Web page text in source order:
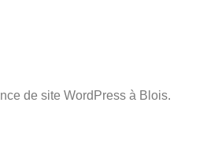
de site WordPress à Blois.